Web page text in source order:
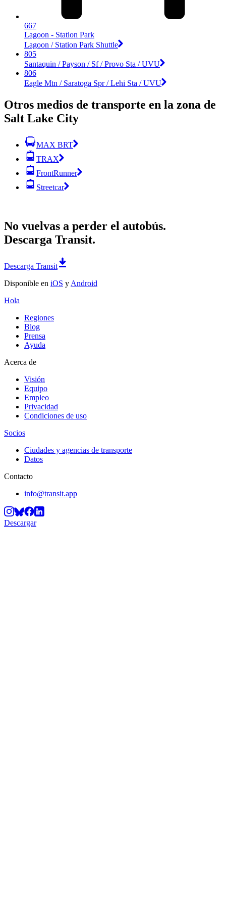
667
Lagoon - Station Park
Lagoon / Station Park Shuttle
805
Santaquin / Payson / Sf / Provo Sta / UVU
806
Eagle Mtn / Saratoga Spr / Lehi Sta / UVU
Otros medios de transporte en la zona de
Salt Lake City
MAX BRT
TRAX
FrontRunner
Streetcar
No vuelvas a perder el autobús.
Descarga Transit.
Descarga Transit
Disponible en iOS y Android
Hola
Regiones
Blog
Prensa
Ayuda
Acerca de
Visión
Equipo
Empleo
Privacidad
Condiciones de uso
Socios
Ciudades y agencias de transporte
Datos
Contacto
info@transit.app
Descargar